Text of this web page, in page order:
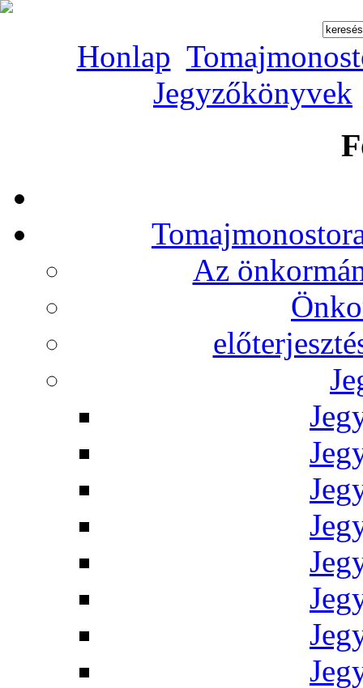
Honlap
Jegyzőkönyvek
Az